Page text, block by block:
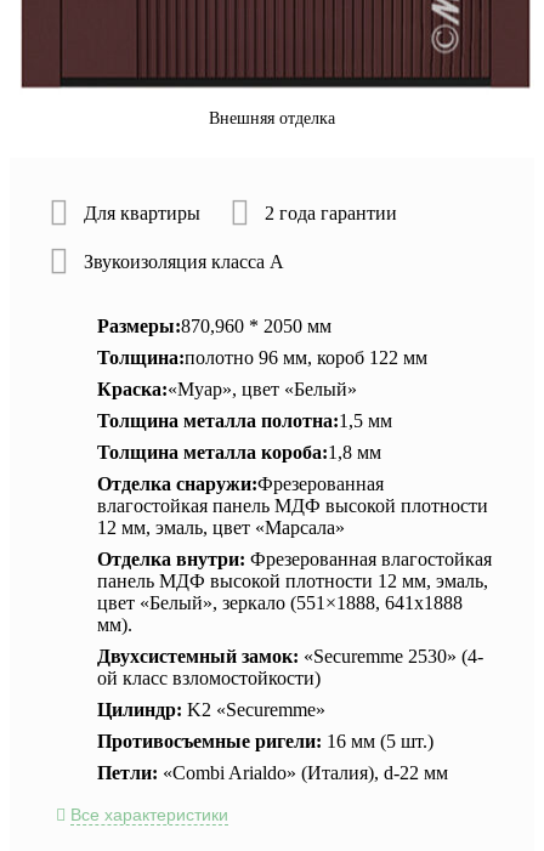
Внешняя отделка
Для квартиры 2 года гарантии
Звукоизоляция класса А
Размеры:870,960 * 2050 мм
Толщина:полотно 96 мм, короб 122 мм
Краска:«Муар», цвет «Белый»
Толщина металла полотна:1,5 мм
Толщина металла короба:1,8 мм
Отделка снаружи:Фрезерованная
влагостойкая панель МДФ высокой плотности
12 мм, эмаль, цвет «Марсала»
Отделка внутри: Фрезерованная влагостойкая
панель МДФ высокой плотности 12 мм, эмаль,
цвет «Белый», зеркало (551×1888, 641х1888
мм).
Двухсистемный замок: «Securemme 2530» (4-
ой класс взломостойкости)
Цилиндр: K2 «Securemme»
Противосъемные ригели: 16 мм (5 шт.)
Петли: «Combi Arialdo» (Италия), d-22 мм
Все характеристики